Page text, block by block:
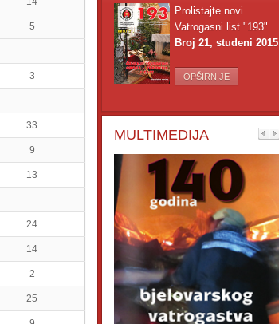
5
3
33
9
13
24
14
2
25
Prolistajte novi
Vatrogasni list "193"
Broj 21, studeni 2015
OPŠIRNIJE
MULTIMEDIJA